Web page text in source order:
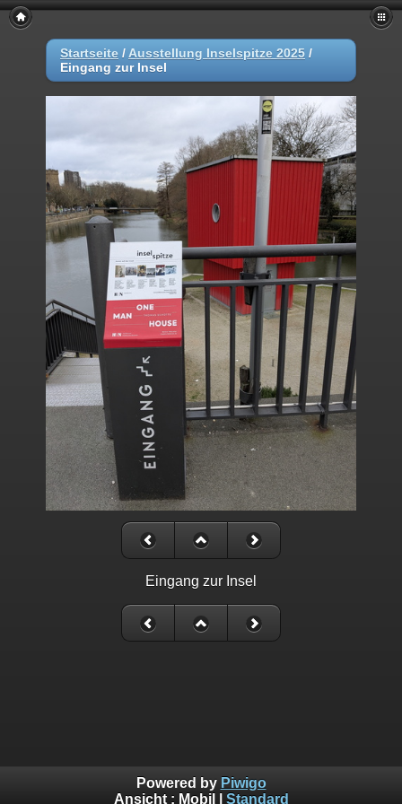
Startseite / Ausstellung Inselspitze 2025 /
Eingang zur Insel
Eingang zur Insel
Powered by Piwigo
Ansicht : Mobil Standard